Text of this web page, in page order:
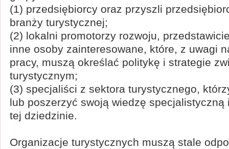
(1) przedsiębiorcy oraz przyszli
branży turystycznej;
(2) lokalni promotorzy rozwoju,
inne osoby zainteresowane, które, z uwagi
pracy, muszą określać politykę i strategie
turystycznym;
(3) specjaliści z sektora turystycznego,
lub poszerzyć swoją wiedzę specjalistyczną
tej dziedzinie.
Organizacje turystycznych muszą stale